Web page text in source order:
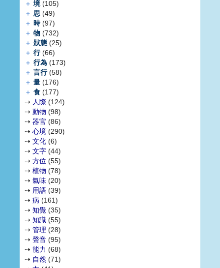
＋ 境(105)
＋ 思 (49)
＋ 時(97)
＋ 物 (732)
＋ 狀態 (25)
＋ 行(66)
＋ 行為 (173)
＋ 言行(58)
＋ 量 (176)
＋ 食 (177)
⇢ 人際 (124)
⇢ 動物 (98)
⇢ 器官 (86)
⇢ 心境 (290)
⇢ 文化 (6)
⇢ 文字 (44)
⇢ 方位 (55)
⇢ 植物 (78)
⇢ 氣味 (20)
⇢ 用語 (39)
⇢ 病 (161)
⇢ 知覺 (35)
⇢ 知識 (55)
⇢ 管理 (28)
⇢ 聲音 (95)
⇢ 能力 (68)
⇢ 自然 (71)